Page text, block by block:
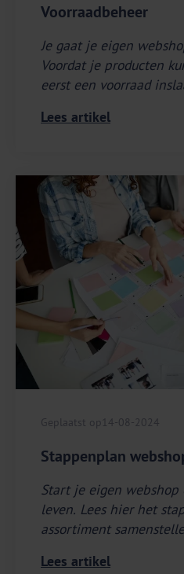
Voorraadbeheer
Je gaat je eigen
Voordat je producten
eerst een voorraad inslaan. Waar sla je jouw
Lees artikel
Geplaatst op 14-08-2024
Stappenplan
Start je eigen
leven. Lees hier het stappenplan: van
assortiment
Lees artikel